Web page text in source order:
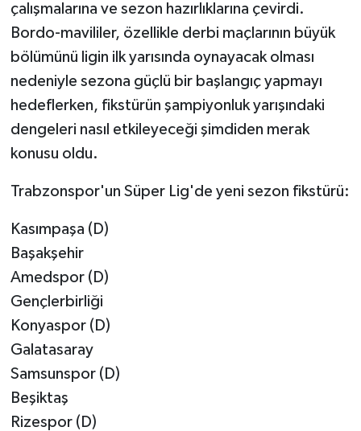
çalışmalarına ve sezon hazırlıklarına çevirdi.
Bordo-mavililer, özellikle derbi maçlarının büyük
bölümünü ligin ilk yarısında oynayacak olması
nedeniyle sezona güçlü bir başlangıç yapmayı
hedeflerken, fikstürün şampiyonluk yarışındaki
dengeleri nasıl etkileyeceği şimdiden merak
konusu oldu.
Trabzonspor'un Süper Lig'de yeni sezon fikstürü:
Kasımpaşa (D)
Başakşehir
Amedspor (D)
Gençlerbirliği
Konyaspor (D)
Galatasaray
Samsunspor (D)
Beşiktaş
Rizespor (D)